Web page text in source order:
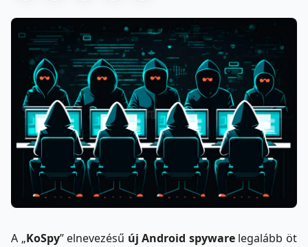
A „KoSpy” elnevezésű új Android spywarelegalább öt